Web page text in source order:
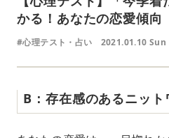
かる！あなたの恋愛傾向
#心理テスト・占い 2021.01.10 Sun
B：存在感のあるニット